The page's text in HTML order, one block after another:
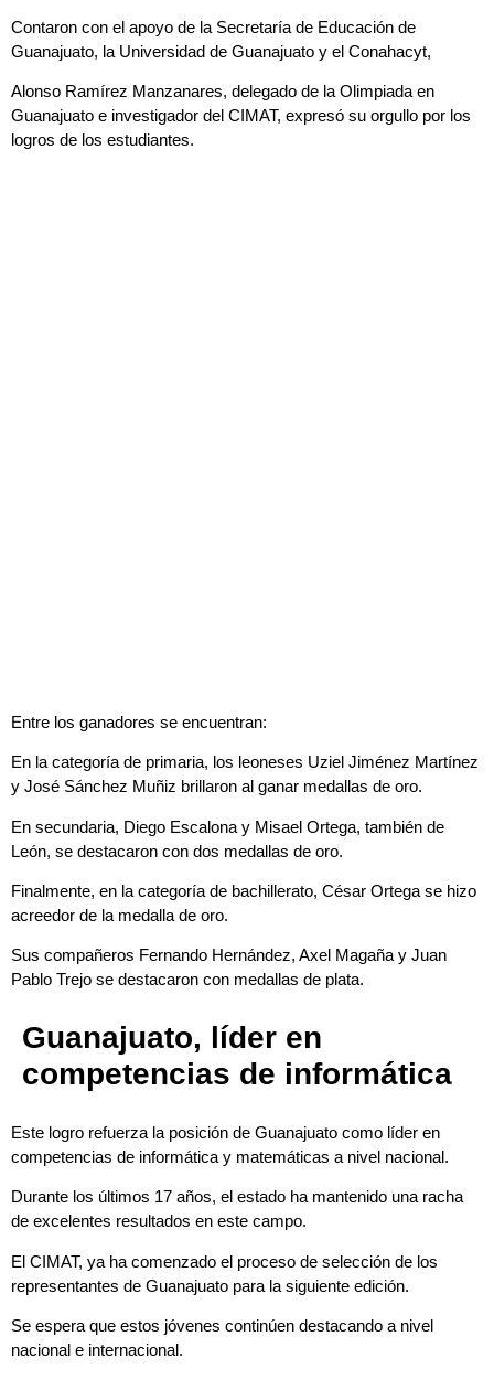
Contaron con el apoyo de la Secretaría de Educación de
Guanajuato, la Universidad de Guanajuato y el Conahacyt,
Alonso Ramírez Manzanares, delegado de la Olimpiada en
Guanajuato e investigador del CIMAT, expresó su orgullo por los
logros de los estudiantes.
Entre los ganadores se encuentran:
En la categoría de primaria, los leoneses Uziel Jiménez Martínez
y José Sánchez Muñiz brillaron al ganar medallas de oro.
En secundaria, Diego Escalona y Misael Ortega, también de
León, se destacaron con dos medallas de oro.
Finalmente, en la categoría de bachillerato, César Ortega se hizo
acreedor de la medalla de oro.
Sus compañeros Fernando Hernández, Axel Magaña y Juan
Pablo Trejo se destacaron con medallas de plata.
Guanajuato, líder en
competencias de informática
Este logro refuerza la posición de Guanajuato como líder en
competencias de informática y matemáticas a nivel nacional.
Durante los últimos 17 años, el estado ha mantenido una racha
de excelentes resultados en este campo.
El CIMAT, ya ha comenzado el proceso de selección de los
representantes de Guanajuato para la siguiente edición.
Se espera que estos jóvenes continúen destacando a nivel
nacional e internacional.